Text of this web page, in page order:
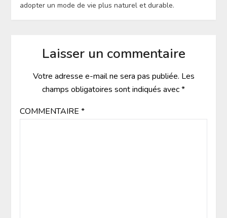
adopter un mode de vie plus naturel et durable.
Laisser un commentaire
Votre adresse e-mail ne sera pas publiée. Les
champs obligatoires sont indiqués avec*
COMMENTAIRE *